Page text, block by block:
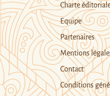
Charte
Equipe
Partenaires
Mentions
Contact
Conditions